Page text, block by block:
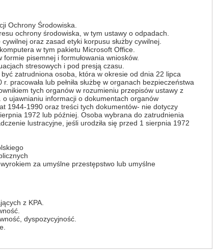
Ochrony Środowiska.
ochrony środowiska, w tym ustawy o odpadach.
oraz zasad etyki korpusu służby cywilnej.
w tym pakietu Microsoft Office.
pisemnej i formułowania wniosków.
stresowych i pod presją czasu.
być zatrudniona osoba, która w okresie od dnia 22 lipca
pracowała lub pełniła służbę w organach bezpieczeństwa
tych organów w rozumieniu przepisów ustawy z
ujawnianiu informacji o dokumentach organów
1944-1990 oraz treści tych dokumentów- nie dotyczy
1972 lub później. Osoba wybrana do zatrudnienia
lustracyjne, jeśli urodziła się przed 1 sierpnia 1972
za umyślne przestępstwo lub umyślne
z KPA.
dyspozycyjność.